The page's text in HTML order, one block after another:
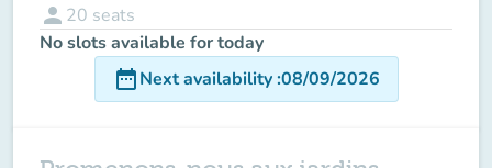
person 20 seats
No slots available for today
date_rangeNext availability:08/09/2026